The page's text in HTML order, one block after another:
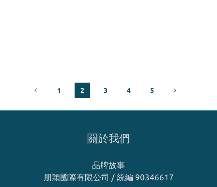
1 2 3 4 5
關於我們
品牌故事
朋穎國際有限公司 / 統編 90346617